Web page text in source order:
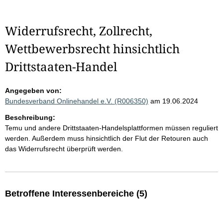
Widerrufsrecht, Zollrecht,
Wettbewerbsrecht hinsichtlich
Drittstaaten-Handel
Angegeben von:
Bundesverband Onlinehandel e.V. (R006350) am 19.06.2024
Beschreibung:
Temu und andere Drittstaaten-Handelsplattformen müssen reguliert
werden. Außerdem muss hinsichtlich der Flut der Retouren auch
das Widerrufsrecht überprüft werden.
Betroffene Interessenbereiche (5)